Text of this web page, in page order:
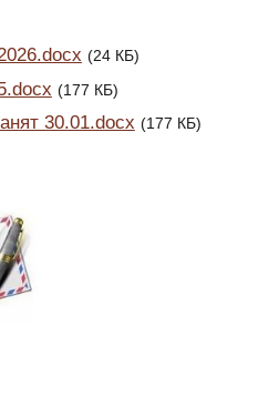
(24 КБ)
(177 КБ)
30.01.docx (177 КБ)